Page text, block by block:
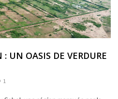
: UN OASIS DE VERDURE
1